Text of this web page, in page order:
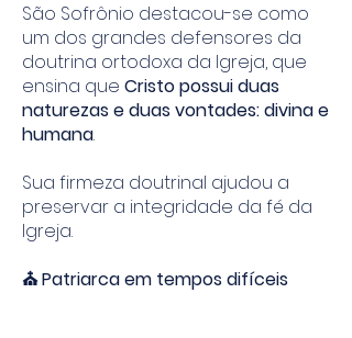
São Sofrônio destacou-se como
um dos grandes defensores da
doutrina ortodoxa da Igreja, que
ensina que Cristo possui duas
naturezas e duas vontades: divina e
humana.
Sua firmeza doutrinal ajudou a
preservar a integridade da fé da
Igreja.
⛪ Patriarca em tempos difíceis